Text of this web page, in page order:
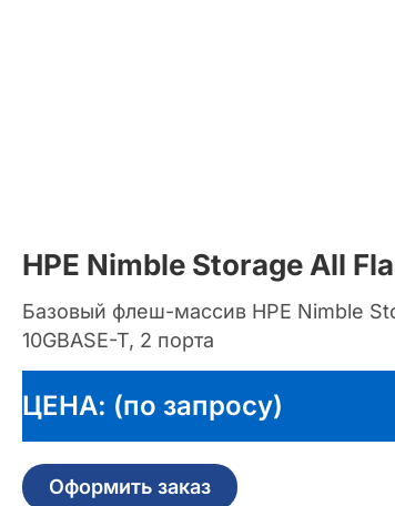
HPE Nimble Storage All
Базовый флеш-массив HPE Nimble
10GBASE-T, 2 порта
ЦЕНА: (по запросу)
Оформить заказ